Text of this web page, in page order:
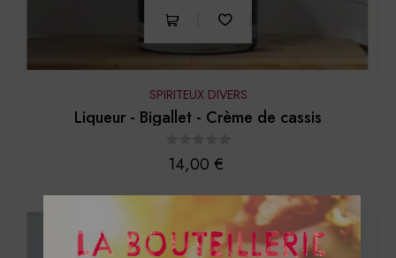
SPIRITEUX DIVERS
Liqueur - Bigallet - Crème de cassis
Prix
14,00 €
DISPONIBLE